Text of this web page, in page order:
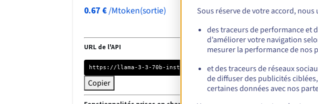
0.67 €/Mtoken(sortie)
URL de l'API
https://llama-3-3-70b-instruct.endpoints.kepler.ai.cloud.ovh.net/api/openai_compat/
Copier
Sous réserve de votre accord,
des traceurs de performance et
d’améliorer votre navigation
mesurer la performance de nos
et des traceurs de réseaux
de diffuser des publicités
certaines données avec nos